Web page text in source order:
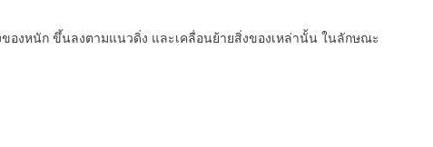
ของหนัก ขึ้นลงตามแนวดิ่ง และเคลื่อนย้ายสิ่งของเหล่านั้น ในลักษณะ